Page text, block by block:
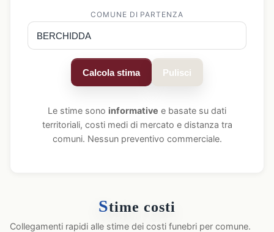
COMUNE DI PARTENZA
Calcola stima Pulisci
Le stime sono informative e basate su dati
territoriali, costi medi di mercato e distanza tra
comuni. Nessun preventivo commerciale.
Stime costi
Collegamenti rapidi alle stime dei costi funebri per comune.